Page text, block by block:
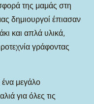
της μαμάς στη
δημιουργοί έπιασαν
και απλά υλικά,
γράφοντας
ένα μεγάλο
για όλες τις